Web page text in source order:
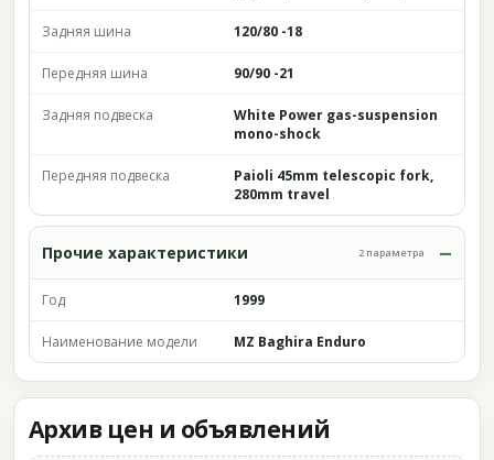
Задняя шина 120/80 -18
Передняя шина 90/90 -21
Задняя подвеска
White Power gas-suspension
mono-shock
Передняя подвеска
Paioli 45mm telescopic fork,
280mm travel
Прочие характеристики 2 параметра
Год 1999
Наименование модели MZ Baghira Enduro
Архив цен и объявлений